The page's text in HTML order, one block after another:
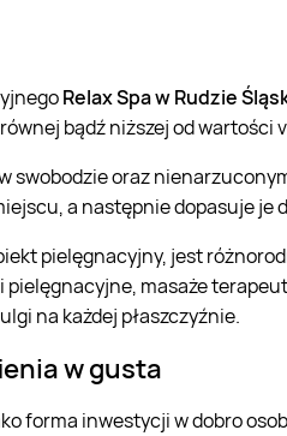
Relax Spa w Rudzie
bądź niższej od wartości
swobodzie oraz
a następnie dopasuje je
pielęgnacyjny, jest
pielęgnacyjne, masaże
na każdej płaszczyźnie.
w gusta
forma inwestycji w dobro